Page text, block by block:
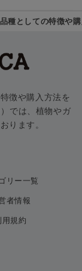
種としての特徴や
徴や購入方法を
では、植物やガ
ります。
リー一覧
者情報
用規約